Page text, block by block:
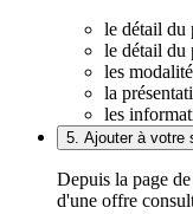
le détail du
le détail du
les
la
les
5. Ajouter à votre
Depuis la page
d'une offre